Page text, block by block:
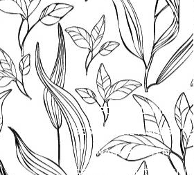
FOTOGALERIE
BESONDERE ANGEBOTE
NACHRICHTEN